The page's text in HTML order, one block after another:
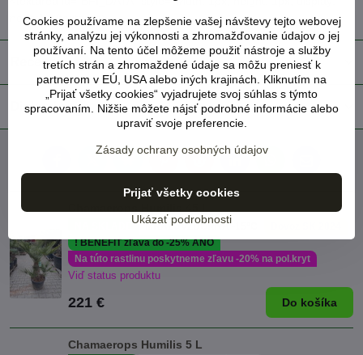
none;"></textarea>
Recenzie 0
Diskusia 0
mail
MRAZUVZDORNÁ -15°C
! BENEFIT zľava do -25% ÁNO
Na túto rastlinu poskytneme zľavu -20% na pol.kryt
Viď status produktu
221 € Do košíka
Chamaerops Humilis 5 L
Cookies používame na zlepšenie vašej návštevy tejto webovej
stránky, analýzu jej výkonnosti a zhromažďovanie údajov o jej
používaní. Na tento účel môžeme použiť nástroje a služby
tretích strán a zhromaždené údaje sa môžu preniesť k
partnerom v EÚ, USA alebo iných krajinách. Kliknutím na
„Prijať všetky cookies“ vyjadrujete svoj súhlas s týmto
spracovaním. Nižšie môžete nájsť podrobné informácie alebo
upraviť svoje preferencie.
Zásady ochrany osobných údajov
Ukázať podrobnosti
Prijať všetky cookies